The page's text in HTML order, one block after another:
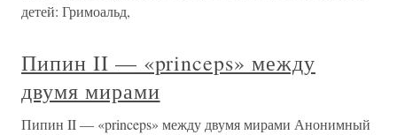
детей: Гримоальд,
Пипин II — «princeps» между
двумя мирами
Пипин II — «princeps» между двумя мирами Анонимный